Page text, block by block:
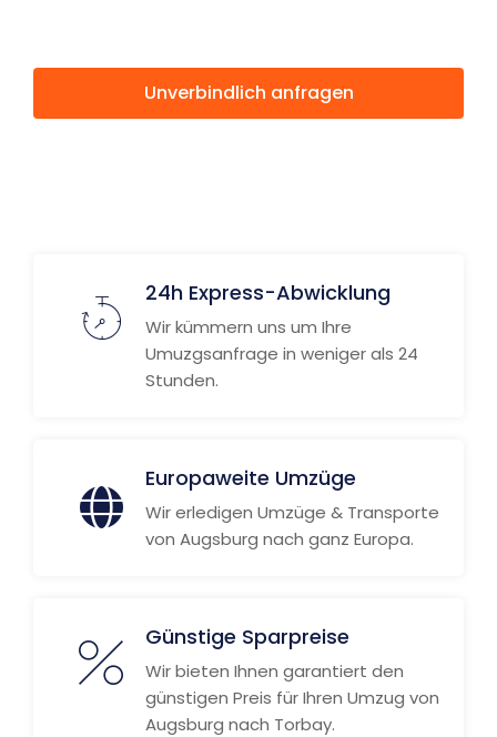
Unverbindlich anfragen
24h Express-Abwicklung
Wir kümmern uns um Ihre
Umuzgsanfrage in weniger als 24
Stunden.
Europaweite Umzüge
Wir erledigen Umzüge & Transporte
von Augsburg nach ganz Europa.
Günstige Sparpreise
Wir bieten Ihnen garantiert den
günstigen Preis für Ihren Umzug von
Augsburg nach Torbay.